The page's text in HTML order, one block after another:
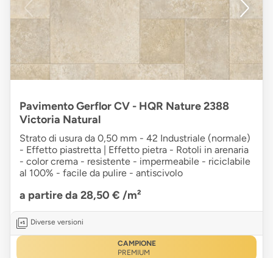
Pavimento Gerflor CV - HQR Nature 2388
Victoria Natural
Strato di usura da 0,50 mm - 42 Industriale (normale)
- Effetto piastretta | Effetto pietra - Rotoli in arenaria
- color crema - resistente - impermeabile - riciclabile
al 100% - facile da pulire - antiscivolo
a partire da 28,50 € /m²
Diverse versioni
CAMPIONE
PREMIUM